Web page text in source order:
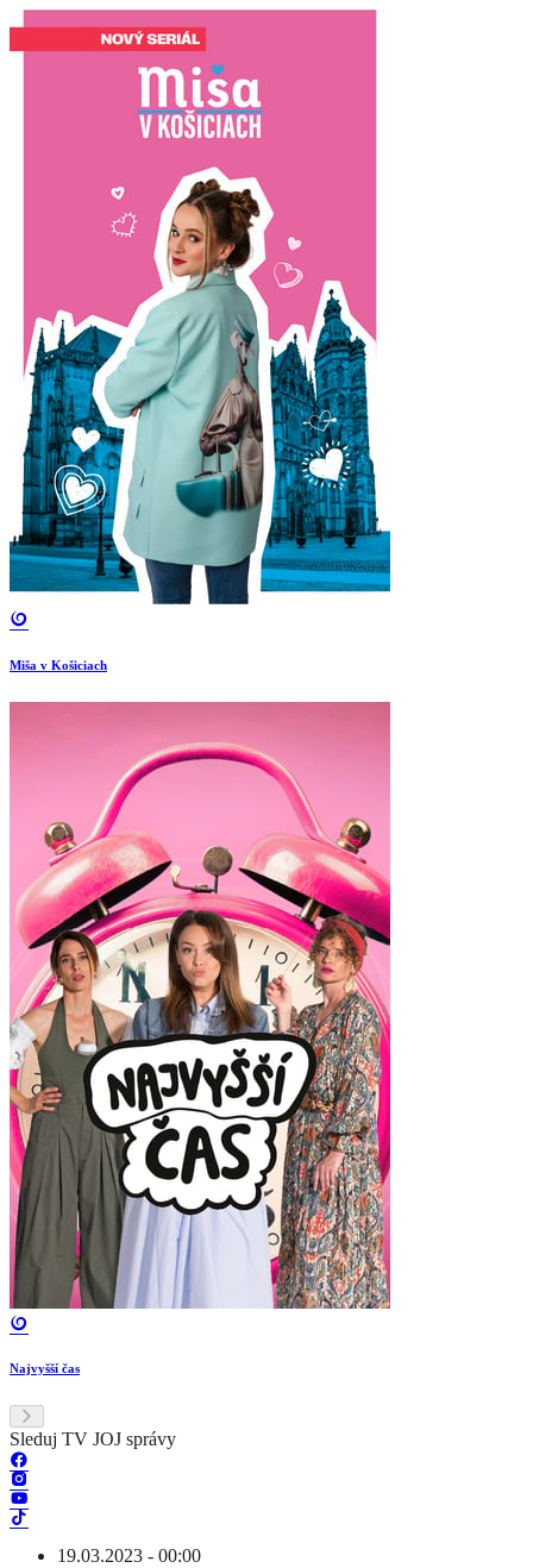
Miša v Košiciach
Najvyšší čas
Sleduj TV JOJ správy
19.03.2023 - 00:00